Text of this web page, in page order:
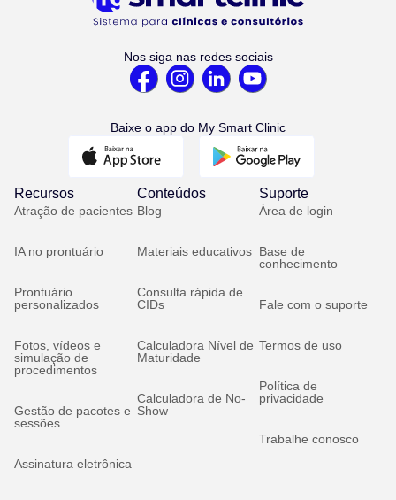
Nos siga nas redes sociais
Baixe o app do My Smart Clinic
Recursos
Atração de pacientes
IA no prontuário
Prontuário
personalizados
Fotos, vídeos e
simulação de
procedimentos
Gestão de pacotes e
sessões
Assinatura eletrônica
Conteúdos
Blog
Materiais educativos
Consulta rápida de
CIDs
Calculadora Nível de
Maturidade
Calculadora de No-
Show
Suporte
Área de login
Base de
conhecimento
Fale com o suporte
Termos de uso
Política de
privacidade
Trabalhe conosco